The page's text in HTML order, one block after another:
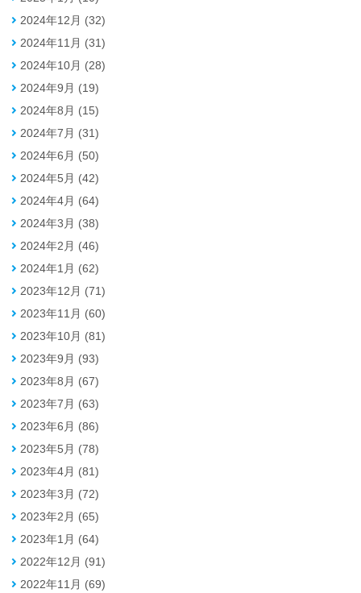
2024年12月 (32)
2024年11月 (31)
2024年10月 (28)
2024年9月 (19)
2024年8月 (15)
2024年7月 (31)
2024年6月 (50)
2024年5月 (42)
2024年4月 (64)
2024年3月 (38)
2024年2月 (46)
2024年1月 (62)
2023年12月 (71)
2023年11月 (60)
2023年10月 (81)
2023年9月 (93)
2023年8月 (67)
2023年7月 (63)
2023年6月 (86)
2023年5月 (78)
2023年4月 (81)
2023年3月 (72)
2023年2月 (65)
2023年1月 (64)
2022年12月 (91)
2022年11月 (69)